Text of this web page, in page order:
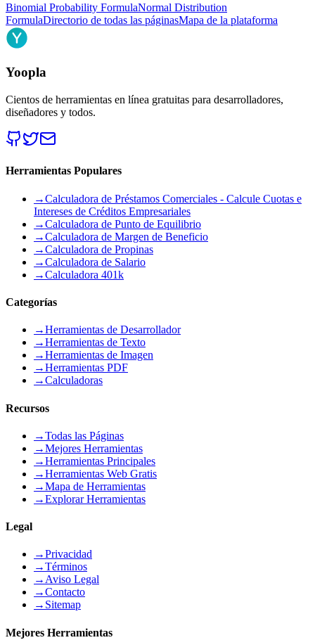
Binomial Probability FormulaNormal Distribution
FormulaDirectorio de todas las páginasMapa de la plataforma
Yoopla
Cientos de herramientas en línea gratuitas para desarrolladores,
diseñadores y todos.
Herramientas Populares
→Calculadora de Préstamos Comerciales - Calcule Cuotas e
Intereses de Créditos Empresariales
→Calculadora de Punto de Equilibrio
→Calculadora de Margen de Beneficio
→Calculadora de Propinas
→Calculadora de Salario
→Calculadora 401k
Categorías
→Herramientas de Desarrollador
→Herramientas de Texto
→Herramientas de Imagen
→Herramientas PDF
→Calculadoras
Recursos
→Todas las Páginas
→Mejores Herramientas
→Herramientas Principales
→Herramientas Web Gratis
→Mapa de Herramientas
→Explorar Herramientas
Legal
→Privacidad
→Términos
→ Aviso Legal
→Contacto
→ Sitemap
Mejores Herramientas